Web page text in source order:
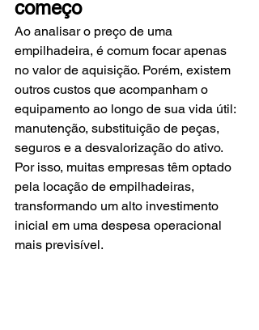
começo
Ao analisar o preço de uma
empilhadeira, é comum focar apenas
no valor de aquisição. Porém, existem
outros custos que acompanham o
equipamento ao longo de sua vida útil:
manutenção, substituição de peças,
seguros e a desvalorização do ativo.
Por isso, muitas empresas têm optado
pela locação de empilhadeiras,
transformando um alto investimento
inicial em uma despesa operacional
mais previsível.